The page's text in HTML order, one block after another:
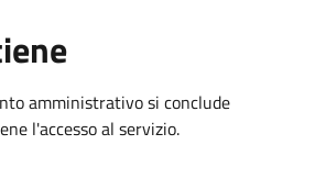
amministrativo si conclude
l'accesso al servizio.